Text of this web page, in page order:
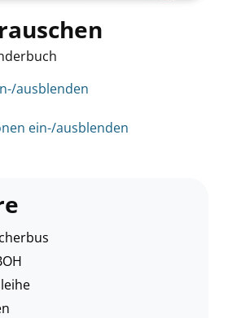
ausblenden
ein-/ausblenden